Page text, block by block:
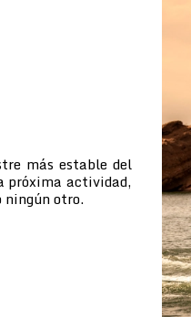
más estable del
próxima actividad,
ningún otro.